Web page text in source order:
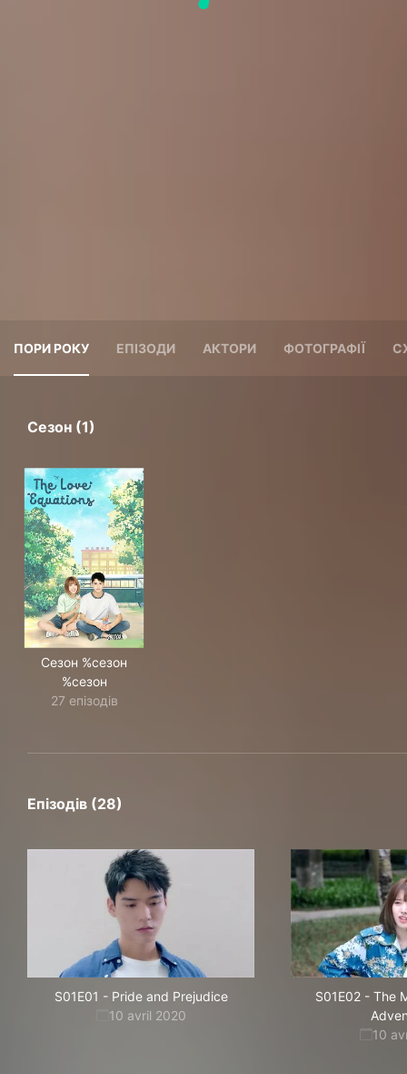
ПОРИ РОКУ ЕПІЗОДИ АКТОРИ ФОТОГРАФІЇ
Сезон (1)
Сезон %сезон
%сезон
27 епізодів
Епізодів (28)
S01E01 - Pride and Prejudice
10 avril 2020
S01E02 - The
10